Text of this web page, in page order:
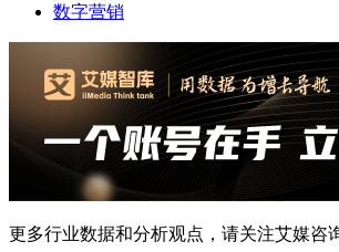
数字营销
更多行业数据和分析观点，请关注艾媒咨